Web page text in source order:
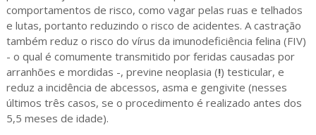
comportamentos de risco, como vagar pelas ruas e telhados
e lutas, portanto reduzindo o risco de acidentes. A castração
também reduz o risco do vírus da imunodeficiência felina (FIV)
- o qual é comumente transmitido por feridas causadas por
arranhões e mordidas -, previne neoplasia (!) testicular, e
reduz a incidência de abcessos, asma e gengivite (nesses
últimos três casos, se o procedimento é realizado antes dos
5,5 meses de idade).